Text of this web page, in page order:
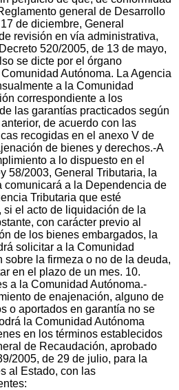
general de Desarrollo
de diciembre, General
revisión en vía administrativa,
520/2005, de 13 de mayo,
se dicte por el órgano
Autónoma. La Agencia
a la Comunidad
correspondiente a los
las garantías practicados según
de acuerdo con las
recogidas en el anexo V de
de bienes y derechos.-A
a lo dispuesto en el
58/2003, General Tributaria, la
comunicará a la Dependencia de
Tributaria que esté
el acto de liquidación de la
con carácter previo al
de los bienes embargados, la
solicitar a la Comunidad
sobre la firmeza o no de la deuda,
en el plazo de un mes. 10.
a la Comunidad Autónoma.-
de enajenación, alguno de
o aportados en garantía no se
la Comunidad Autónoma
en los términos establecidos
de Recaudación, aprobado
2005, de 29 de julio, para la
al Estado, con las